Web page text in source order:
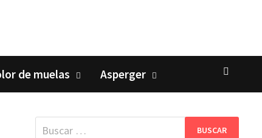
de muelas Asperger
Buscar: